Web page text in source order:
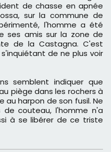
de chasse en apnée
sur la commune de
l'homme a été
ses amis sur la zone de
de la Castagna. C'est
de ne plus voir
semblent indiquer que
piège dans les rochers à
harpon de son fusil. Ne
couteau, l'homme n'a
à se libérer de ce triste